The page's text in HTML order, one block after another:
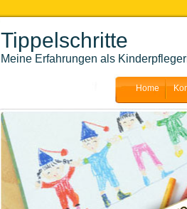
Tippelschritte
Meine Erfahrungen als
Home